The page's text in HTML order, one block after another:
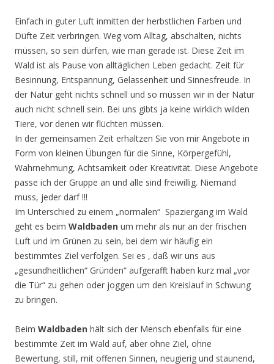
Einfach in guter Luft inmitten der herbstlichen Farben und
Düfte Zeit verbringen. Weg vom Alltag, abschalten, nichts
müssen, so sein dürfen, wie man gerade ist. Diese Zeit im
Wald ist als Pause von alltäglichen Leben gedacht. Zeit für
Besinnung, Entspannung, Gelassenheit und Sinnesfreude. In
der Natur geht nichts schnell und so müssen wir in der Natur
auch nicht schnell sein. Bei uns gibts ja keine wirklich wilden
Tiere, vor denen wir flüchten müssen.
In der gemeinsamen Zeit erhaltzen Sie von mir Angebote in
Form von kleinen Übungen für die Sinne, Körpergefühl,
Wahrnehmung, Achtsamkeit oder Kreativität. Diese Angebote
passe ich der Gruppe an und alle sind freiwillig. Niemand
muss, jeder darf !!!
Im Unterschied zu einem „normalen“ Spaziergang im Wald
geht es beim Waldbaden um mehr als nur an der frischen
Luft und im Grünen zu sein, bei dem wir häufig ein
bestimmtes Ziel verfolgen. Sei es , daß wir uns aus
„gesundheitlichen“ Gründen“ aufgerafft haben kurz mal „vor
die Tür“ zu gehen oder joggen um den Kreislauf in Schwung
zu bringen.
Beim Waldbaden hält sich der Mensch ebenfalls für eine
bestimmte Zeit im Wald auf, aber ohne Ziel, ohne
Bewertung, still, mit offenen Sinnen, neugierig und staunend,